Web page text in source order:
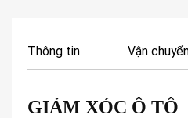
Thông tin Vận
GIẢM XÓC Ô TÔ